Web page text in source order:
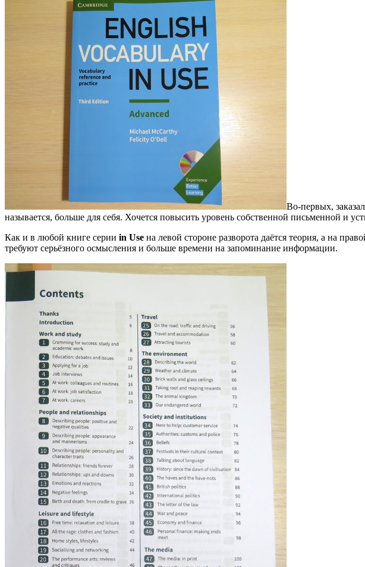
Во-первых,
называется, больше для себя. Хочется повысить уровень собственной письменной и
Как и в любой книге серии in Use на левой стороне разворота даётся теория, а на
требуют серьёзного осмысления и больше времени на запоминание информации.